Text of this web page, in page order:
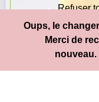
Refuser
© 2026
Oups, le
Merci de
nouveau.